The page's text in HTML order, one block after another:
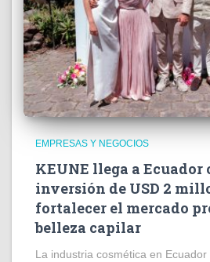
EMPRESAS Y NEGOCIOS
KEUNE llega a Ecuador
inversión de USD 2
fortalecer el mercado
belleza capilar
La industria cosmética en